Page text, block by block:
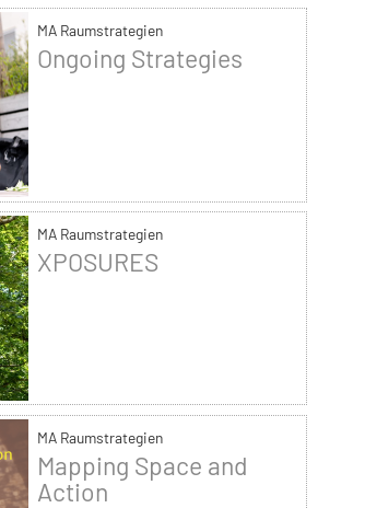
MA Raumstrategien
Ongoing Strategies
MA Raumstrategien
XPOSURES
MA Raumstrategien
Mapping Space and
Action